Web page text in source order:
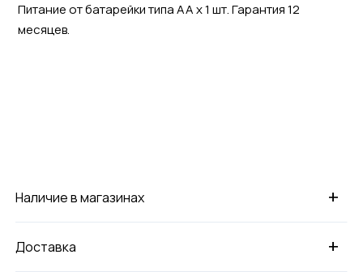
Питание от батарейки типа АА х 1 шт. Гарантия 12
месяцев.
+
Наличие в магазинах
+
Доставка